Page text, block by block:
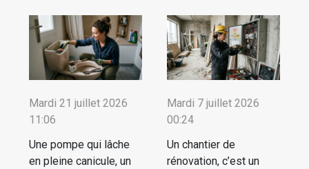
Mardi 21 juillet 2026
11:06
Une pompe qui lâche
en pleine canicule, un
Mardi 7 juillet 2026
00:24
Un chantier de
rénovation, c’est un